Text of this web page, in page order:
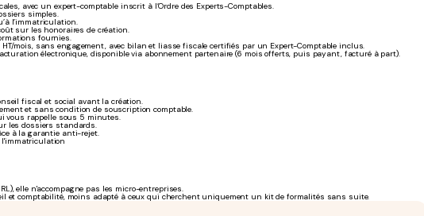
avec un expert-comptable inscrit à l’Ordre des Experts-Comptables.
simples.
l’immatriculation.
sur les honoraires de création.
fournies.
mois, sans engagement, avec bilan et liasse fiscale certifiés par un Expert-Comptable inclus.
électronique, disponible via abonnement partenaire (6 mois offerts, puis payant, facturé à part).
fiscal et social avant la création.
et sans condition de souscription comptable.
vous rappelle sous 5 minutes.
les dossiers standards.
à la garantie anti-rejet.
l'immatriculation
elle n'accompagne pas les micro-entreprises.
et comptabilité, moins adapté à ceux qui cherchent uniquement un kit de formalités sans suite.